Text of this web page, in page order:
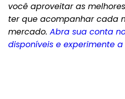
você aproveitar as
ter que acompanhar cada
mercado. Abra sua conta
disponíveis e experimente